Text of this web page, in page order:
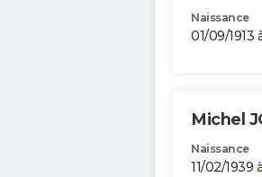
Naissance
01/09/1913
Michel
Naissance
11/02/1939 à